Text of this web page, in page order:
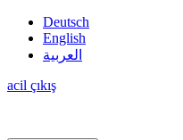
Deutsch
English
العربية
acil çıkış